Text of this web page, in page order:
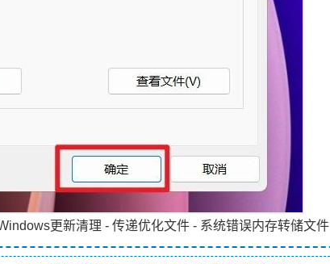
更新清理 - 传递优化文件 - 系统错误内存转储文件